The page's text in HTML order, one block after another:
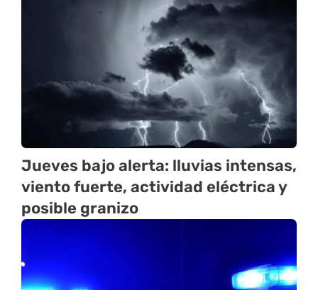
Jueves bajo alerta: lluvias intensas,
viento fuerte, actividad eléctrica y
posible granizo